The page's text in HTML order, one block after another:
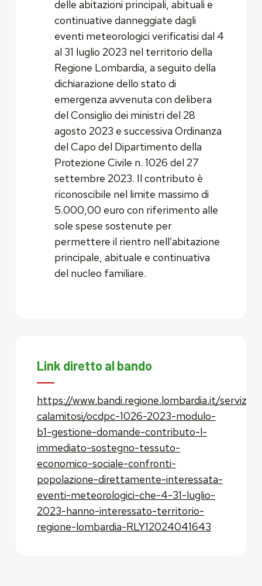
delle abitazioni principali, abituali e
continuative danneggiate dagli
eventi meteorologici verificatisi dal 4
al 31 luglio 2023 nel territorio della
Regione Lombardia, a seguito della
dichiarazione dello stato di
emergenza avvenuta con delibera
del Consiglio dei ministri del 28
agosto 2023 e successiva Ordinanza
del Capo del Dipartimento della
Protezione Civile n. 1026 del 27
settembre 2023. Il contributo è
riconoscibile nel limite massimo di
5.000,00 euro con riferimento alle
sole spese sostenute per
permettere il rientro nell’abitazione
principale, abituale e continuativa
del nucleo familiare.
Link diretto al bando
https://www.bandi.regione.lombardia.it/servizi/
calamitosi/ocdpc-1026-2023-modulo-
b1-gestione-domande-contributo-l-
immediato-sostegno-tessuto-
economico-sociale-confronti-
popolazione-direttamente-interessata-
eventi-meteorologici-che-4-31-luglio-
2023-hanno-interessato-territorio-
regione-lombardia-RLY12024041643